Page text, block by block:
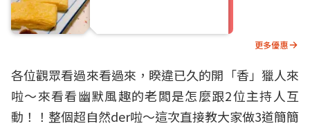
更多優惠
各位觀眾看過來看過來，睽違已久的開「香」獵人來
啦～來看看幽默風趣的老闆是怎麼跟2位主持人互
動！！整個超自然der啦～這次直接教大家做3道簡簡